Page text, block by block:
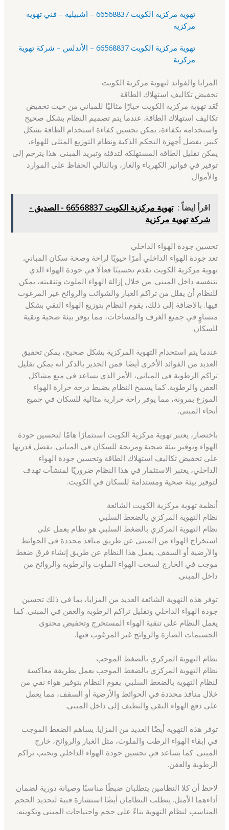
تهوية مركزية الكويت 66568837 – اشبيلية – فني تهويه
مركزيه
تهوية مركزية الكويت 66568837 – الأندلس – شركة تهوية
مركزية
المزايا والفوائد لتهوية مركزية الكويت
تخفيض تكاليف استهلاك الطاقة
تُعَد تهوية مركزية الكويت خيارًا مثاليًا للمباني من حيث تخفيض
تكاليف استهلاك الطاقة. عندما يتم تصميم النظام بشكل صحيح
واستخدامه بكفاءة، يمكن تحسين كفاءة استخدام الطاقة بشكل
كبير. بفضل أجهزة التحكم الذكية ونظام التوزيع المثلى للهواء،
يمكن تقليل الطاقة المستهلكة لتدفئة وتبريد المبنى. هذا يترجم إلى
توفير في فواتير الكهرباء والغاز، وبالتالي الحفاظ على الموارد
والأموال.
اقرأ ايضاً :
تهوية مركزية الكويت 66568837 - الصديق -
شركة تهوية مركزية
تحسين جودة الهواء الداخلي
تعد جودة الهواء الداخلي أمرًا حيويًا لراحة وصحة سكان المباني.
تهوية مركزية الكويت تقدم تحسينًا فعالًا في جودة الهواء الذي
نتنفسه داخل المبنى. من خلال إزالة الهواء الملوث وتنقيته، يمكن
للنظام أن يقلل من تراكم الغبار والشوائب والروائح غير المرغوب
فيها. بالإضافة إلى ذلك، يقوم النظام بتوزيع الهواء النقي بشكل
متساوٍ في جميع الغرف والمساحات، مما يوفر بيئة صحية ونقية
للسكان.
عندما يتم استخدام التهوية المركزية بشكل صحيح، يمكن تحقيق
العديد من الفوائد الأخرى أيضًا. فمن الجدير بالذكر أنه يمكن تقليل
تراكم الرطوبة في المباني، الأمر الذي يساعد في منع مشاكل
العفن والرطوبة. كما يسمح النظام بضبط درجة حرارة الهواء
الموزع بمرونة، مما يوفر راحة حرارية مثالية للسكان في جميع
أنحاء المبنى.
باختصار، يعتبر تهوية مركزية الكويت استثمارًا هامًا لتحسين جودة
الهواء وتوفير بيئة صحية ومريحة للسكان في المباني. بفضل قدرتها
على تخفيض تكاليف استهلاك الطاقة وتحسين جودة الهواء
الداخلي، يعتبر الاستثمار في هذا النظام ضروريًا لمنشآت تهدف
لتوفير بيئة صحية ومستدامة للسكان في الكويت.
أنظمة تهوية مركزية الكويت الشائعة
نظام التهوية المركزي بالضغط السلبي
نظام التهوية المركزي بالضغط السلبي هو نظام يعمل على
استخراج الهواء من المبنى عن طريق منافذ محددة في الحوائط
والأرضية أو السقف. يعمل هذا النظام عن طريق إنشاء فرق ضغط
موجب في الخارج لسحب الهواء الملوث والرطوبة والروائح من
داخل المبنى.
توفر هذه التهوية الشائعة العديد من المزايا، بما في ذلك تحسين
جودة الهواء الداخلي وتقليل تراكم الرطوبة والعفن في المبنى. كما
يعمل النظام على تنقية الهواء المستخرج وتخفيض محتوى
الجسيمات الضارة والروائح غير المرغوب فيها.
نظام التهوية المركزي بالضغط الموجب
نظام التهوية المركزي بالضغط الموجب يعمل بطريقة معاكسة
لنظام التهوية بالضغط السلبي. يقوم النظام بتوفير هواء نقي من
خلال منافذ محددة في الحوائط والأرضية أو السقف، مما يعمل
على دفع الهواء النقي والنظيف إلى داخل المبنى.
توفر هذه التهوية أيضًا العديد من المزايا. يساهم الضغط الموجب
في إبقاء الهواء الرطب والملوث، مثل الغبار والروائح، خارج
المبنى. كما يساعد في تحسين جودة الهواء الداخلي وتجنب تراكم
الرطوبة والعفن.
لاحظ أن كلا النظامين يتطلبان ضبطًا مناسبًا وصيانة دورية لضمان
أداءهما الأمثل. يتطلب النظامان أيضًا استشارة فنية لتحديد الحجم
المناسب لنظام التهوية بناءً على حجم واحتياجات المبنى وتكوينه.